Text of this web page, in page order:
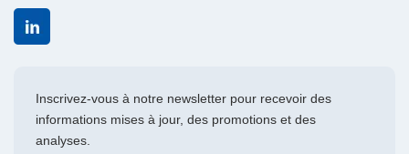
Inscrivez-vous à notre newsletter pour recevoir des
informations mises à jour, des promotions et des
analyses.